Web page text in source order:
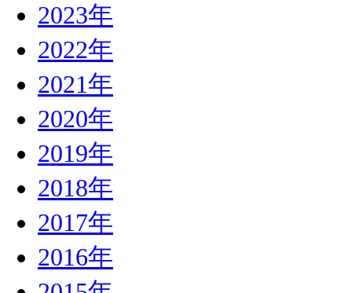
2023年
2022年
2021年
2020年
2019年
2018年
2017年
2016年